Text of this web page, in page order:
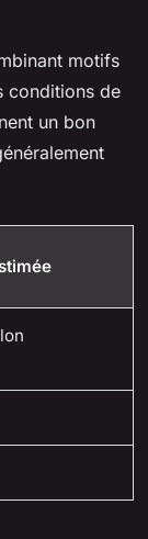
motifs
conditions de
un bon